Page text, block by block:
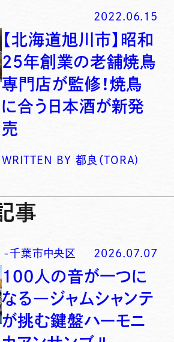
2022.06.15
【北海道旭川市】昭和
25年創業の老舗焼鳥
専門店が監修！焼鳥
に合う日本酒が新発
売
WRITTEN BY 都良（TORA)
事
-千葉市中央区 2026.07.07
100人の音が一つに
なる―ジャムシャンテ
が挑む鍵盤ハーモニ